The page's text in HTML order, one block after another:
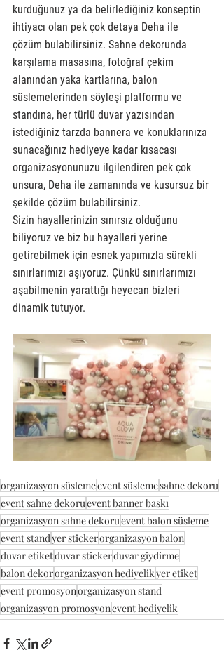
kurduğunuz ya da belirlediğiniz konseptin
ihtiyacı olan pek çok detaya Deha ile
çözüm bulabilirsiniz. Sahne dekorunda
karşılama masasına, fotoğraf çekim
alanından yaka kartlarına, balon
süslemelerinden söyleşi platformu ve
standına, her türlü duvar yazısından
istediğiniz tarzda bannera ve konuklarınıza
sunacağınız hediyeye kadar kısacası
organizasyonunuzu ilgilendiren pek çok
unsura, Deha ile zamanında ve kusursuz bir
şekilde çözüm bulabilirsiniz.
Sizin hayallerinizin sınırsız olduğunu
biliyoruz ve biz bu hayalleri yerine
getirebilmek için esnek yapımızla sürekli
sınırlarımızı aşıyoruz. Çünkü sınırlarımızı
aşabilmenin yarattığı heyecan bizleri
dinamik tutuyor.
organizasyon süslemeevent süslemesahne dekoru
event sahne dekoruevent banner baskı
organizasyon sahne dekoruevent balon süsleme
event standyer stickerorganizasyon balon
duvar etiketduvar stickerduvar giydirme
balon dekororganizasyon hediyelikyer etiket
event promosyonorganizasyon stand
organizasyon promosyonevent hediyelik